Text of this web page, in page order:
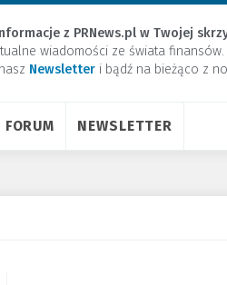
z PRNews.pl w Twojej
wiadomości ze świata finansów.
Newsletter ​i bądź na bieżąco z
FORUM NEWSLETTER